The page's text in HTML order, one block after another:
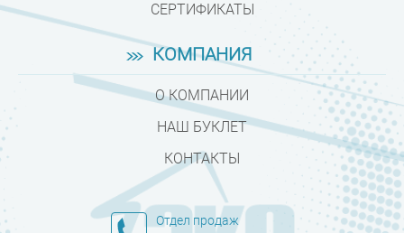
СЕРТИФИКАТЫ
КОМПАНИЯ
О КОМПАНИИ
НАШ БУКЛЕТ
КОНТАКТЫ
Отдел продаж